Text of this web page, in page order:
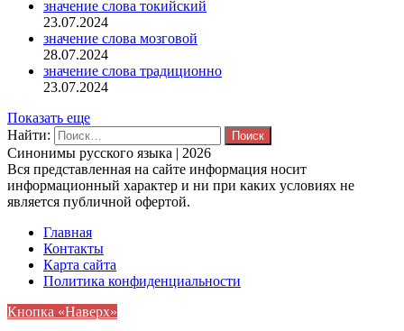
значение слова токийский
23.07.2024
значение слова мозговой
28.07.2024
значение слова традиционно
23.07.2024
Показать еще
Найти:
Синонимы русского языка | 2026
Вся представленная на сайте информация носит
информационный характер и ни при каких условиях не
является публичной офертой.
Главная
Контакты
Карта сайта
Политика конфиденциальности
Кнопка «Наверх»